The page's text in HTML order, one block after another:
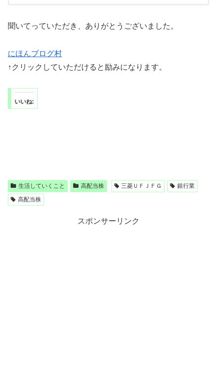
聞いてっていただき、ありがとうございました。
にほんブログ村
↑クリックしていただけると励みになります。
いいね:
生活していくこと 高配当株 三菱ＵＦＪＦＧ
銀行業
高配当株
スポンサーリンク